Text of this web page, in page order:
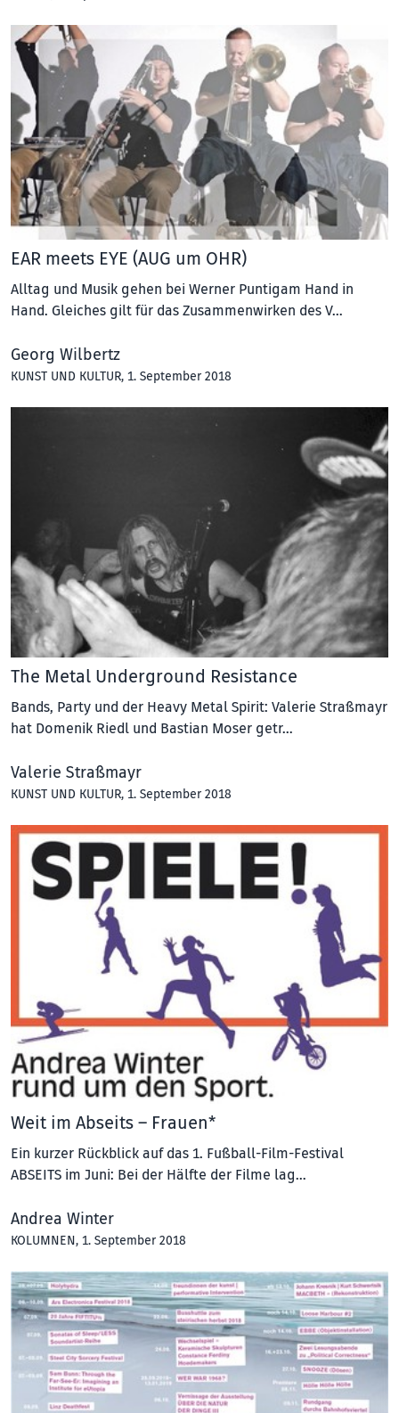
EAR meets EYE (AUG um OHR)
Alltag und Musik gehen bei Werner Puntigam Hand in
Hand. Gleiches gilt für das Zusammenwirken des V…
Georg Wilbertz
KUNST UND KULTUR, 1. September 2018
The Metal Underground Resistance
Bands, Party und der Heavy Metal Spirit: Valerie Straßmayr
hat Domenik Riedl und Bastian Moser getr…
Valerie Straßmayr
KUNST UND KULTUR, 1. September 2018
Weit im Abseits – Frauen*
Ein kurzer Rückblick auf das 1. Fußball-Film-Festival
ABSEITS im Juni: Bei der Hälfte der Filme lag…
Andrea Winter
KOLUMNEN, 1. September 2018